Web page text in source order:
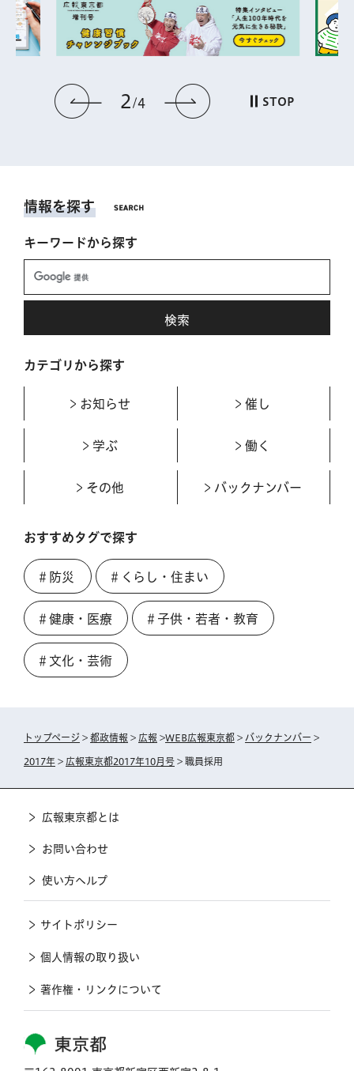
前のスライドを表示
2 4 次のスライドを表
STOP
情報を探す
キーワードから探す
カテゴリから探す
お知らせ 催し
学ぶ 働く
その他 バックナンバー
おすすめタグで探す
＃防災 ＃くらし・住まい
＃健康・医療 ＃子供・若者・教育
＃文化・芸術
トップページ > 都政情報 > 広報 >WEB広報東京都 > バックナンバー >
2017年 > 広報東京都2017年10月号 > 職員採用
東京都
広報東京都とは
お問い合わせ
使い方ヘルプ
サイトポリシー
個人情報の取り扱い
著作権・リンクについて